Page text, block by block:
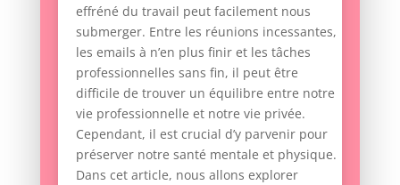
effréné du travail peut facilement nous
submerger. Entre les réunions incessantes,
les emails à n’en plus finir et les tâches
professionnelles sans fin, il peut être
difficile de trouver un équilibre entre notre
vie professionnelle et notre vie privée.
Cependant, il est crucial d’y parvenir pour
préserver notre santé mentale et physique.
Dans cet article, nous allons explorer